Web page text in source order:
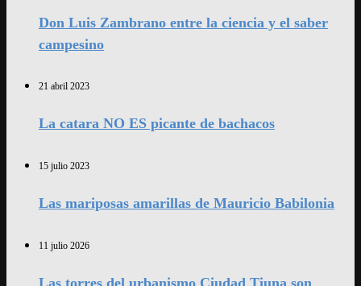
Don Luis Zambrano entre la ciencia y el saber
campesino
21 abril 2023
La catara NO ES picante de bachacos
15 julio 2023
Las mariposas amarillas de Mauricio Babilonia
11 julio 2026